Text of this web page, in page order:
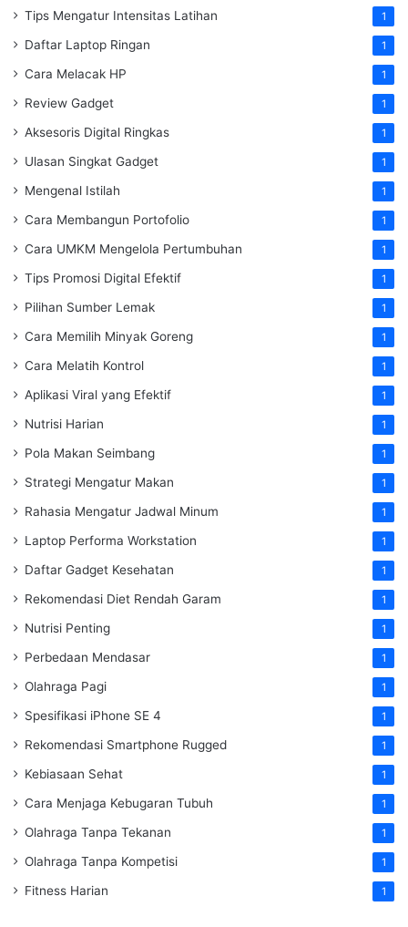
Tips Mengatur Intensitas Latihan 1
Daftar Laptop Ringan 1
Cara Melacak HP 1
Review Gadget 1
Aksesoris Digital Ringkas 1
Ulasan Singkat Gadget 1
Mengenal Istilah 1
Cara Membangun Portofolio 1
Cara UMKM Mengelola Pertumbuhan 1
Tips Promosi Digital Efektif 1
Pilihan Sumber Lemak 1
Cara Memilih Minyak Goreng 1
Cara Melatih Kontrol 1
Aplikasi Viral yang Efektif 1
Nutrisi Harian 1
Pola Makan Seimbang 1
Strategi Mengatur Makan 1
Rahasia Mengatur Jadwal Minum 1
Laptop Performa Workstation 1
Daftar Gadget Kesehatan 1
Rekomendasi Diet Rendah Garam 1
Nutrisi Penting 1
Perbedaan Mendasar 1
Olahraga Pagi 1
Spesifikasi iPhone SE 4 1
Rekomendasi Smartphone Rugged 1
Kebiasaan Sehat 1
Cara Menjaga Kebugaran Tubuh 1
Olahraga Tanpa Tekanan 1
Olahraga Tanpa Kompetisi 1
Fitness Harian 1